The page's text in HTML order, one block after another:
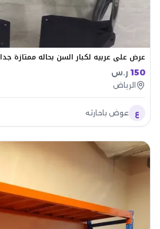
عرض على عربيه لكبار السن بحاله ممتازة جدا
150 ر.س
الرياض
ع عوض باحارثه